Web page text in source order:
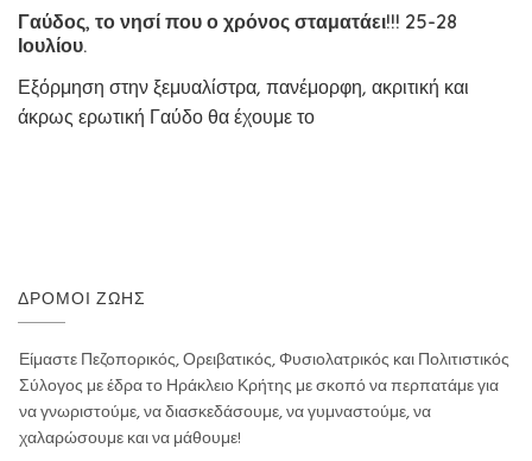
Γαύδος, το νησί που ο χρόνος σταματάει!!! 25-28
Ιουλίου.
Εξόρμηση στην ξεμυαλίστρα, πανέμορφη, ακριτική και
άκρως ερωτική Γαύδο θα έχουμε το
ΔΡΌΜΟΙ ΖΩΉΣ
Είμαστε Πεζοπορικός, Ορειβατικός, Φυσιολατρικός και Πολιτιστικός
Σύλογος με έδρα το Ηράκλειο Κρήτης με σκοπό να περπατάμε για
να γνωριστούμε, να διασκεδάσουμε, να γυμναστούμε, να
χαλαρώσουμε και να μάθουμε!